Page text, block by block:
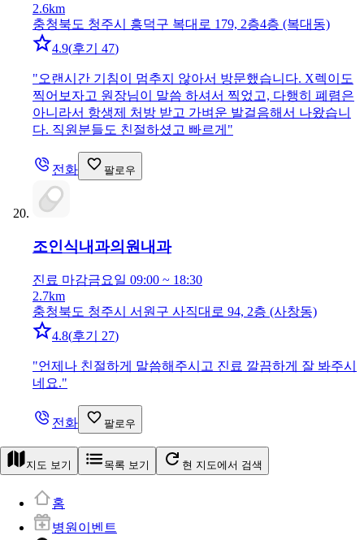
2.6km
충청북도 청주시 흥덕구 복대로 179, 2층4층 (복대동)
4.9(후기 47)
"오랜시간 기침이 멈추지 않아서 방문했습니다. X렉이도
찍어보자고 원장님이 말씀 하셔서 찍었고, 다행히 폐렴은
아니라서 항생제 처방 받고 가벼운 발걸음해서 나왔습니
다. 직원분들도 친절하셨고 빠르게 "
전화 팔로우
조인식내과의원 내과
진료 마감금요일 09:00 ~ 18:30
2.7km
충청북도 청주시 서원구 사직대로 94, 2층 (사창동)
4.8(후기 27)
"언제나 친절하게 말씀해주시고 진료 깔끔하게 잘 봐주시
네요."
전화 팔로우
지도 보기 목록 보기 현 지도에서 검색
홈
병원이벤트